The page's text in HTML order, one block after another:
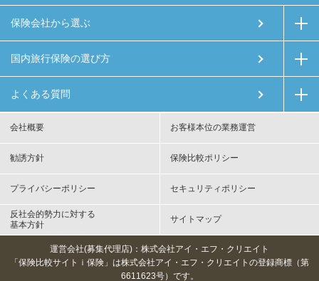
保険会社から選ぶ
国内旅行保険の選び方
よくある質問
会社概要 お客様本位の業務運営
勧誘方針 保険比較ポリシー
プライバシーポリシー セキュリティポリシー
反社会的勢力に対する
基本方針
サイトマップ
運営会社(募集代理店)：株式会社アイ・エフ・クリエイト
「保険比較サイトｉ保険」は株式会社アイ・エフ・クリエイトの登録商標（第
6611623号）です。